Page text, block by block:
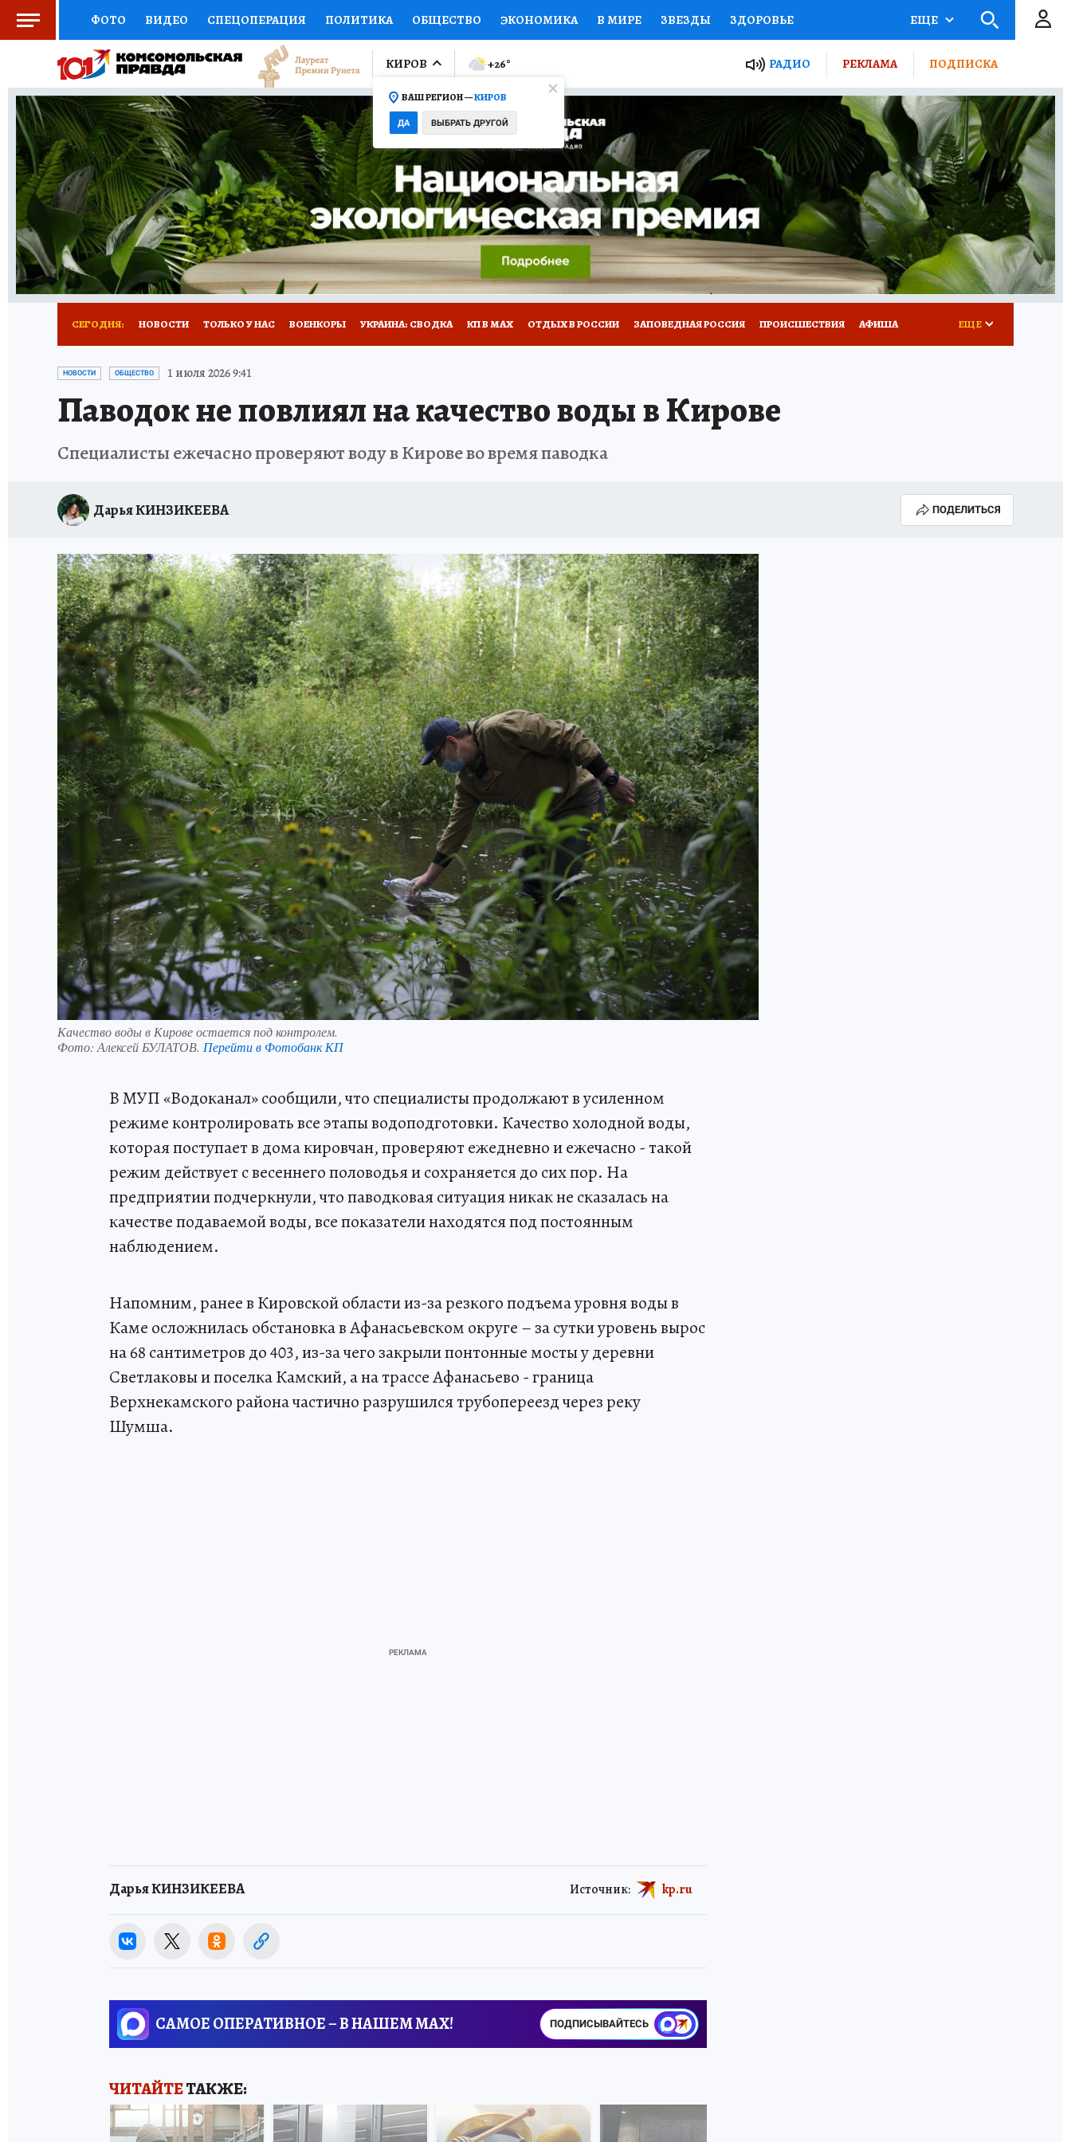
ФОТО ВИДЕО СПЕЦОПЕРАЦИЯ ПОЛИТИКА ОБЩЕСТВО ЭКОНОМИКА В МИРЕ ЗВЕЗДЫ ЗДОРОВЬЕ
СОЦПОДДЕРЖКА НАУКА СПОРТ КОЛУМНИСТЫ ПРОИСШЕСТВИЯ НАЦИОНАЛЬНЫЕ ПРОЕКТЫ РОССИИ
ВЫБОР ЭКСПЕРТОВ ДОКТОР ФИНАНСЫ ОТКРЫВАЕМ МИР Я ЗНАЮ СЕМЬЯ ЖЕНСКИЕ СЕКРЕТЫ ПУТЕВОДИТЕЛЬ
КНИЖНАЯ ПОЛКА ПРОГНОЗЫ НА СПОРТ ПРОМОКОДЫ СЕРИАЛЫ СПЕЦПРОЕКТЫ ДЕФИЦИТ ЖЕЛЕЗА ТУРИЗМ
ПРЕСС-ЦЕНТР НЕДВИЖИМОСТЬ ТЕЛЕВИЗОР КОЛЛЕКЦИИ КОНКУРСЫ РАБОТА У НАС ГИД ПОТРЕБИТЕЛЯ ВСЕ О КП
РАДИО КП РЕКЛАМА ТЕСТЫ НОВОЕ НА САЙТЕ
ЕЩЕ
КИРОВ
ВАШ РЕГИОН —КИРОВ
ДА ВЫБРАТЬ ДРУГОЙ
+26° РАДИО РЕКЛАМА ПОДПИСКА
СЕГОДНЯ: НОВОСТИ ТОЛЬКО У НАС ВОЕНКОРЫ УКРАИНА: СВОДКА КП В МАХ ОТДЫХ В РОССИИ ЗАПОВЕДНАЯ РОССИЯ ПРОИСШЕСТВИЯ АФИША
ВЯТСКАЯ КУХНЯ ИСПЫТАНО НА СЕБЕ
ЕЩЕ
НОВОСТИ ОБЩЕСТВО 1 июля 2026 9:41
Паводок не повлиял на качество воды в Кирове
Специалисты ежечасно проверяют воду в Кирове во время паводка
Дарья КИНЗИКЕЕВА ПОДЕЛИТЬСЯ
Качество воды в Кирове остается под контролем.
Фото:Алексей БУЛАТОВ. Перейти в Фотобанк КП
В МУП «Водоканал» сообщили, что специалисты продолжают в усиленном
режиме контролировать все этапы водоподготовки. Качество холодной воды,
которая поступает в дома кировчан, проверяют ежедневно и ежечасно - такой
режим действует с весеннего половодья и сохраняется до сих пор. На
предприятии подчеркнули, что паводковая ситуация никак не сказалась на
качестве подаваемой воды, все показатели находятся под постоянным
наблюдением.
Напомним, ранее в Кировской области из-за резкого подъема уровня воды в
Каме осложнилась обстановка в Афанасьевском округе – за сутки уровень вырос
на 68 сантиметров до 403, из-за чего закрыли понтонные мосты у деревни
Светлаковы и поселка Камский, а на трассе Афанасьево - граница
Верхнекамского района частично разрушился трубопереезд через реку
Шумша.
Дарья КИНЗИКЕЕВА Источник: kp.ru
САМОЕ ОПЕРАТИВНОЕ – В НАШЕМ MAX! ПОДПИСЫВАЙТЕСЬ
ЧИТАЙТЕТАКЖЕ: